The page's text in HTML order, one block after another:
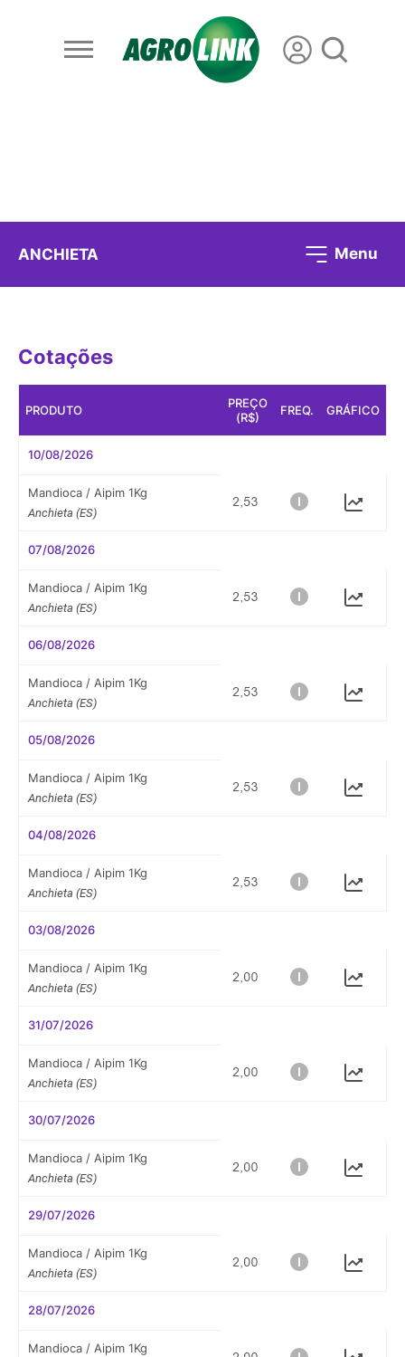
ANCHIETA Menu
Cotações
PRODUTO
PREÇO
(R$)
FREQ. GRÁFICO
10/08/2026
Mandioca / Aipim 1Kg
Anchieta (ES)
07/08/2026
Mandioca / Aipim 1Kg
Anchieta (ES)
06/08/2026
Mandioca / Aipim 1Kg
Anchieta (ES)
05/08/2026
Mandioca / Aipim 1Kg
Anchieta (ES)
04/08/2026
Mandioca / Aipim 1Kg
Anchieta (ES)
03/08/2026
Mandioca / Aipim 1Kg
Anchieta (ES)
31/07/2026
Mandioca / Aipim 1Kg
Anchieta (ES)
30/07/2026
Mandioca / Aipim 1Kg
Anchieta (ES)
29/07/2026
Mandioca / Aipim 1Kg
Anchieta (ES)
28/07/2026
Mandioca / Aipim 1Kg